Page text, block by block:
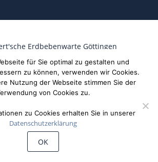
Erdbebenwarte Göttingen
für Sie optimal zu gestalten und
zu können, verwenden wir Cookies.
Nutzung der Webseite stimmen Sie der
von Cookies zu.
zu Cookies erhalten Sie in unserer
Datenschutzerklärung
OK